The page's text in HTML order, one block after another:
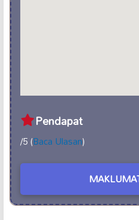
Pendapat
/5 (Baca Ulasan)